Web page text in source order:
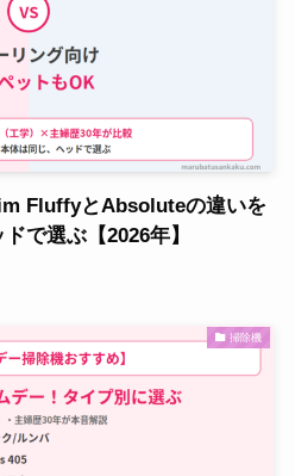
FluffyとAbsoluteの違いを
で選ぶ【2026年】
掃除機